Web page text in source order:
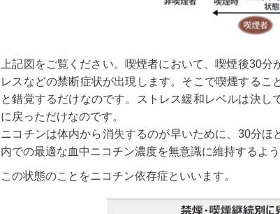
上記図をご覧ください。喫煙者において、喫煙後30
レスなどの禁断症状が出現します。そこで喫煙する
と錯覚するだけなのです。ストレス緩和レベルは決
に戻っただけなのです。
ニコチンは体内から消失するのが早いために、30分
内での最適な血中ニコチン濃度を無意識に維持するよ
この状態のことをニコチン依存症といいます。